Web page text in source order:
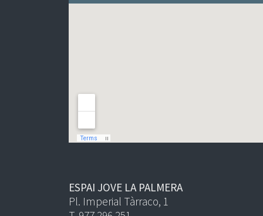
ESPAI JOVE LA PALMERA
Pl. Imperial Tàrraco, 1